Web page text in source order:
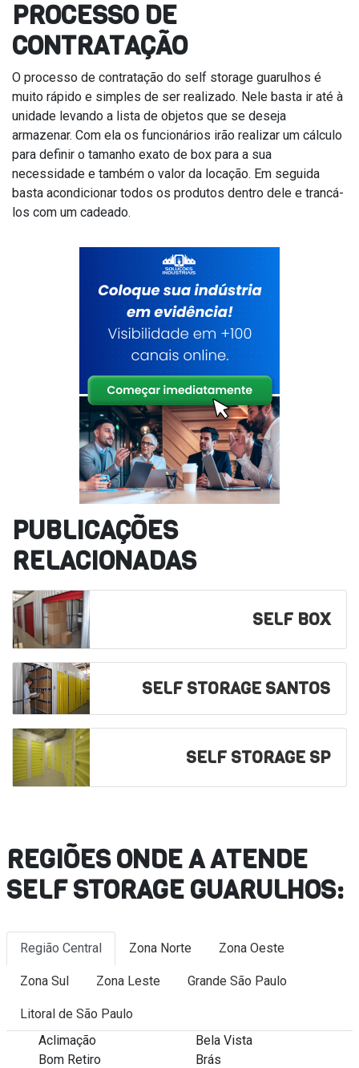
PROCESSO DE
CONTRATAÇÃO
O processo de contratação do self storage guarulhos é
muito rápido e simples de ser realizado. Nele basta ir até à
unidade levando a lista de objetos que se deseja
armazenar. Com ela os funcionários irão realizar um cálculo
para definir o tamanho exato de box para a sua
necessidade e também o valor da locação. Em seguida
basta acondicionar todos os produtos dentro dele e trancá-
los com um cadeado.
PUBLICAÇÕES
RELACIONADAS
SELF BOX
SELF STORAGE SANTOS
SELF STORAGE SP
REGIÕES ONDE A ATENDE
SELF STORAGE GUARULHOS:
Região Central Zona Norte Zona Oeste
Zona Sul Zona Leste Grande São Paulo
Litoral de São Paulo
Aclimação
Bela Vista
Bom Retiro
Brás